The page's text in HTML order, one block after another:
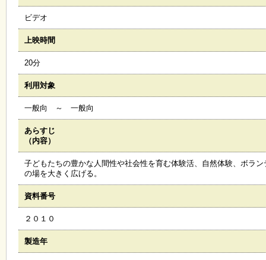
覧
会
ギ
リ
ン
イ
マ
ビデオ
上映時間
20分
利用対象
一般向 ～ 一般向
あらすじ
（内容）
子どもたちの豊かな人間性や社会性を育む体験活、自然体験、ボラ
の場を大きく広げる。
資料番号
２０１０
製造年